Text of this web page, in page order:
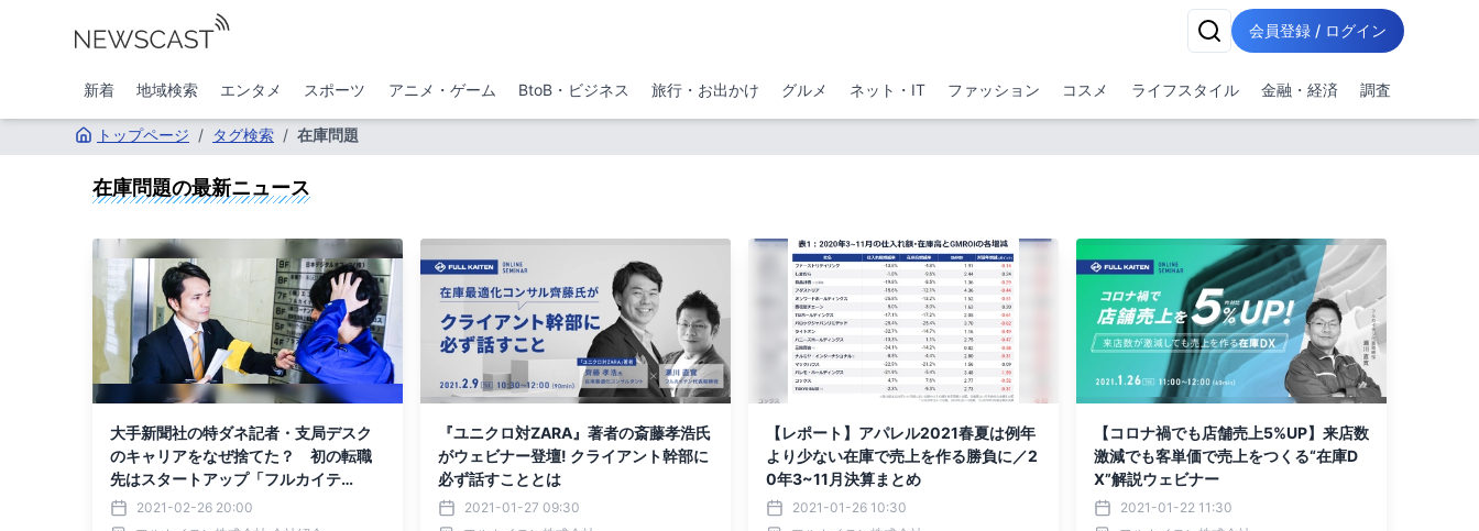
会員登録 / ログイン
新着 地域検索 エンタメ スポーツ アニメ・ゲーム BtoB・ビジネス 旅行・お出かけ グルメ ネット・IT ファッション コスメ ライフスタイル 金融・経済 調査
トップページ / タグ検索 / 在庫問題
在庫問題の最新ニュース
大手新聞社の特ダネ記者・支局デスク
のキャリアをなぜ捨てた？ 初の転職
先はスタートアップ「フルカイテ
ン」・・何が彼を突き動かしたか
2021-02-26 20:00
『ユニクロ対ZARA』著者の斎藤孝浩氏
がウェビナー登壇! クライアント幹部に
必ず話すこととは
2021-01-27 09:30
【レポート】アパレル2021春夏は例年
より少ない在庫で売上を作る勝負に／2
0年3~11月決算まとめ
2021-01-26 10:30
【コロナ禍でも店舗売上5%UP】来店数
激減でも客単価で売上をつくる“在庫D
X”解説ウェビナー
2021-01-22 11:30